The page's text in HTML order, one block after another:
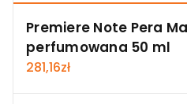
Premiere Note Pera
perfumowana 50 ml
281,16zł